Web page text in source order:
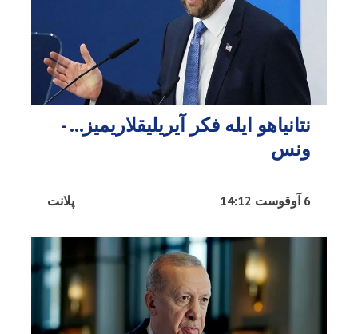
نتانیاهو ایله فکر آیریلیقلاریمیز… -
ونس
پلانت 6 آوقوست 14:12